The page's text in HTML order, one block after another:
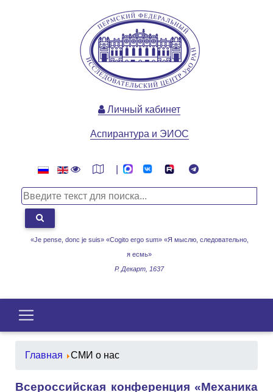
«Je pense, donc je suis» «Cogito ergo sum» «Я мыслю, следовательно,
я есмь»
Р. Декарт, 1637
Личный кабинет
Аспирантура и ЭИОС
Главная СМИ о нас
Всероссийская конференция «Механика